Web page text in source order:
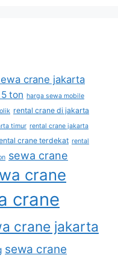
crane jakarta
ton harga sewa mobile
rental crane di jakarta
timur rental crane jakarta
crane terdekat rental
sewa crane
crane
crane
crane jakarta
sewa crane